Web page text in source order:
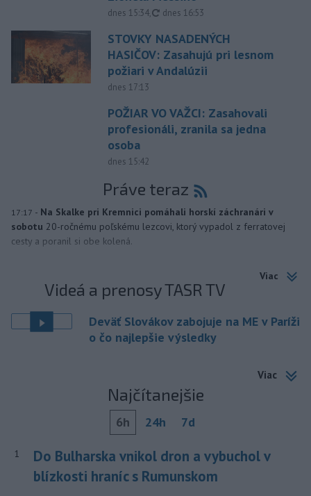
dnes 15:34, aktualizované
dnes 16:53
STOVKY NASADENÝCH
HASIČOV: Zasahujú pri lesnom
požiari v Andalúzii
dnes 17:13
POŽIAR VO VAŽCI: Zasahovali
profesionáli, zranila sa jedna
osoba
dnes 15:42
Práve teraz
17:17 - Na Skalke pri Kremnici pomáhali horskí záchranári v
sobotu 20-ročnému poľskému lezcovi, ktorý vypadol z ferratovej
cesty a poranil si obe kolená.
Viac
Videá a prenosy TASR TV
Deväť Slovákov zabojuje na ME v Paríži
o čo najlepšie výsledky
Viac
Najčítanejšie
6h 24h 7d
1
Do Bulharska vnikol dron a vybuchol v
blízkosti hraníc s Rumunskom